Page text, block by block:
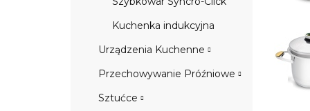
Kuchenka indukcyjna
Urządzenia Kuchenne
Przechowywanie Próźniowe
Sztućce